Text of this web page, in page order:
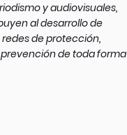
y audiovisuales,
al desarrollo de
de protección,
de toda forma